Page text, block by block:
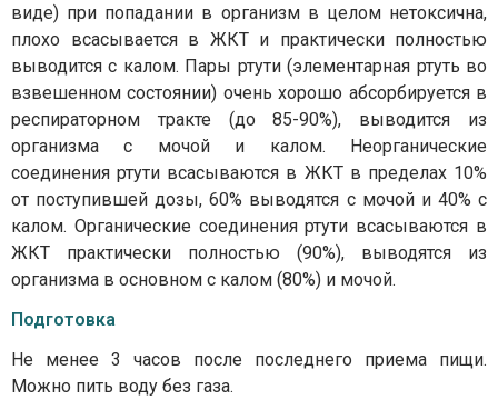
виде) при попадании в организм в целом нетоксична,
плохо всасывается в ЖКТ и практически полностью
выводится с калом. Пары ртути (элементарная ртуть во
взвешенном состоянии) очень хорошо абсорбируется в
респираторном тракте (до 85-90%), выводится из
организма с мочой и калом. Неорганические
соединения ртути всасываются в ЖКТ в пределах 10%
от поступившей дозы, 60% выводятся с мочой и 40% с
калом. Органические соединения ртути всасываются в
ЖКТ практически полностью (90%), выводятся из
организма в основном с калом (80%) и мочой.
Подготовка
Не менее 3 часов после последнего приема пищи.
Можно пить воду без газа.